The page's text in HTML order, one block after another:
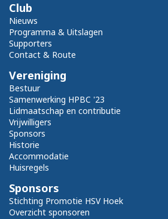
Club
Nieuws
Programma & Uitslagen
Supporters
Contact & Route
Vereniging
Bestuur
Samenwerking HPBC '23
Lidmaatschap en contributie
Vrijwilligers
Sponsors
Historie
Accommodatie
Huisregels
Sponsors
Stichting Promotie HSV Hoek
Overzicht sponsoren